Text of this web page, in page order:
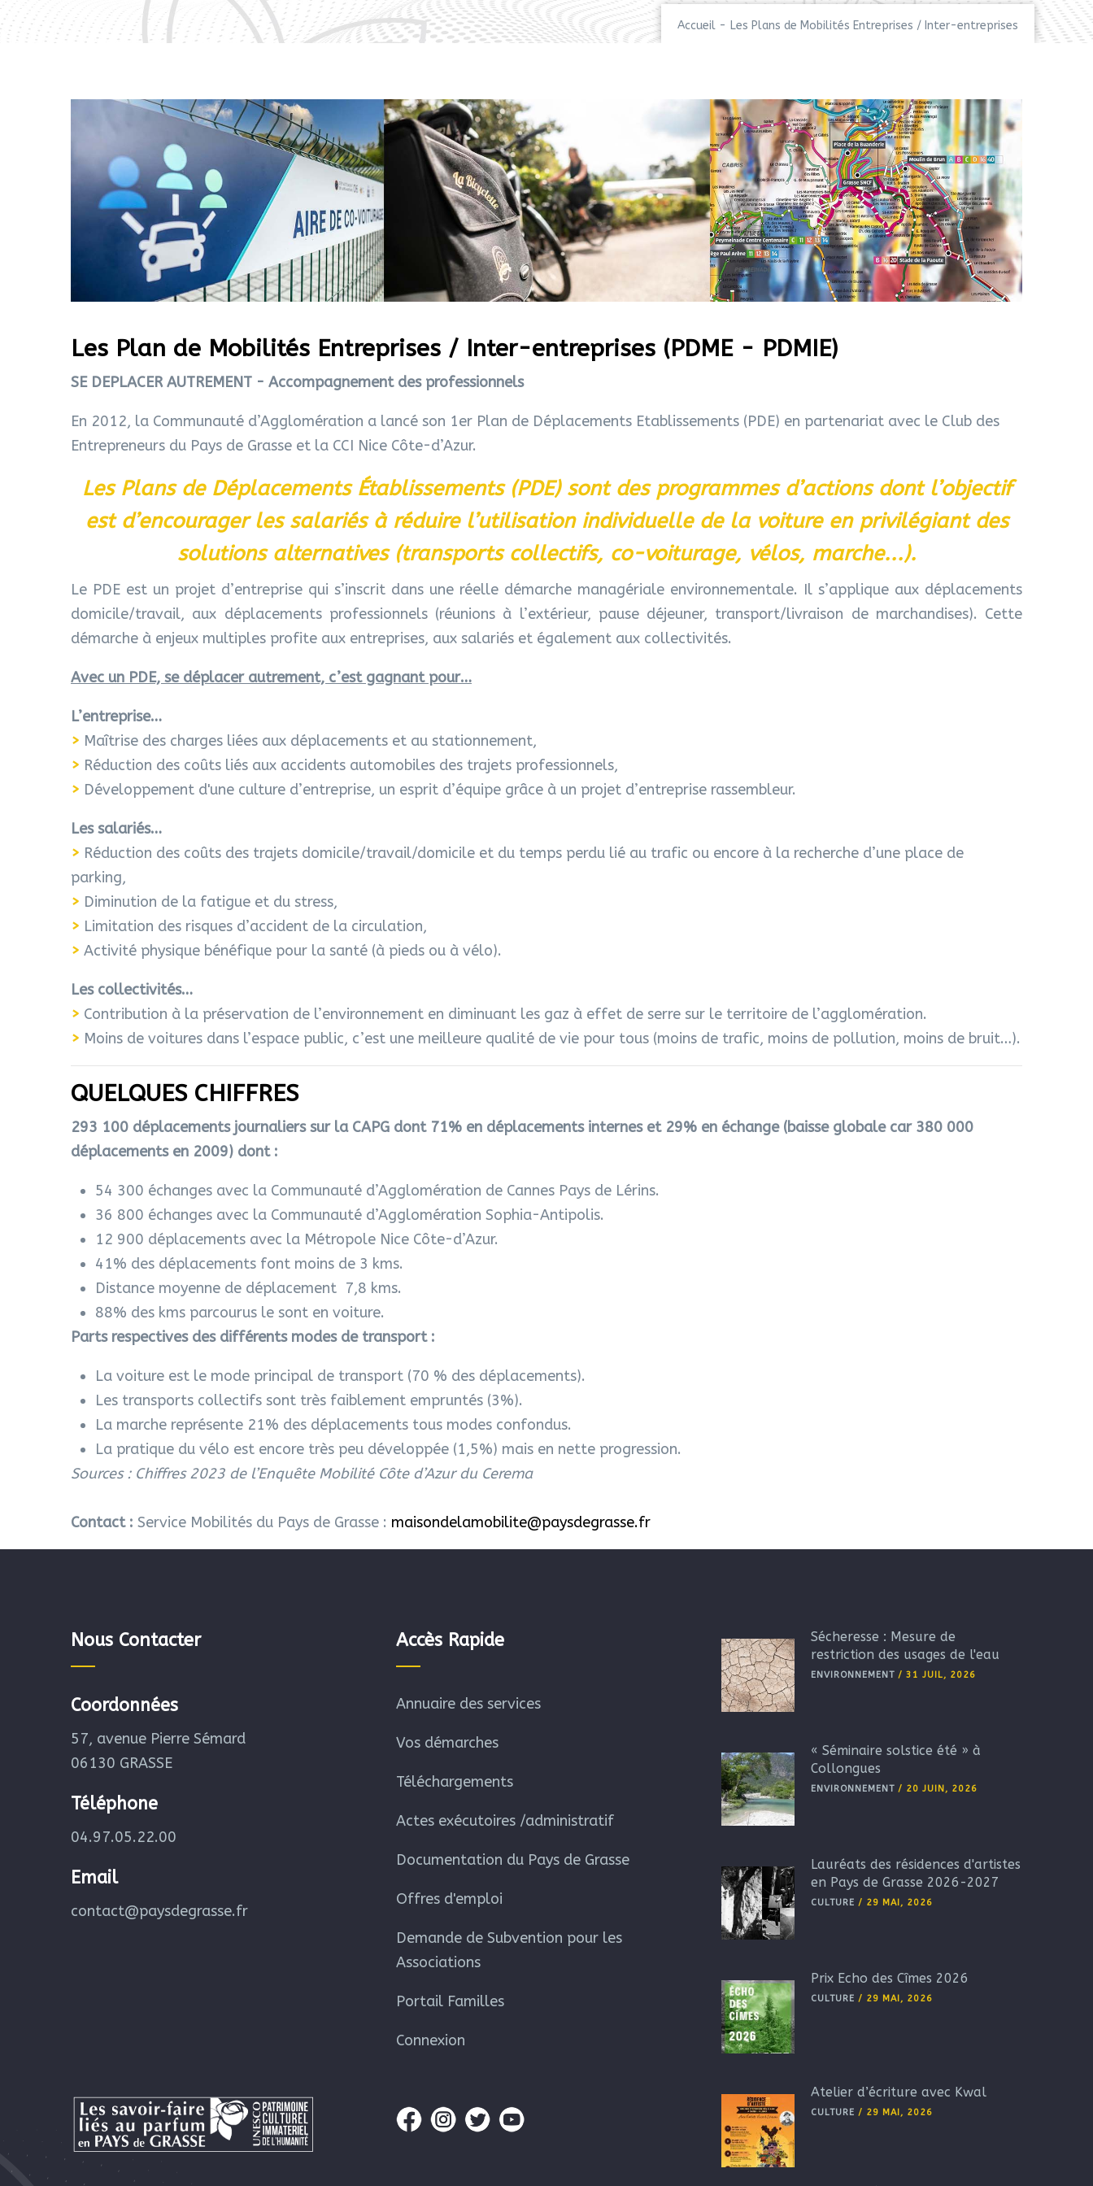
Accueil - Les Plans de Mobilités Entreprises / Inter-entreprises
Les Plan de Mobilités Entreprises / Inter-entreprises (PDME - PDMIE)
SE DEPLACER AUTREMENT - Accompagnement des professionnels
En 2012, la Communauté d’Agglomération a lancé son 1er Plan de Déplacements Etablissements (PDE) en partenariat avec le Club des
Entrepreneurs du Pays de Grasse et la CCI Nice Côte-d’Azur.
Les Plans de Déplacements Établissements (PDE) sont des programmes d’actions dont l’objectif
est d’encourager les salariés à réduire l’utilisation individuelle de la voiture en privilégiant des
solutions alternatives (transports collectifs, co-voiturage, vélos, marche...).
Le PDE est un projet d’entreprise qui s’inscrit dans une réelle démarche managériale environnementale. Il s’applique aux déplacements
domicile/travail, aux déplacements professionnels (réunions à l’extérieur, pause déjeuner, transport/livraison de marchandises). Cette
démarche à enjeux multiples profite aux entreprises, aux salariés et également aux collectivités.
Avec un PDE, se déplacer autrement, c’est gagnant pour…
L’entreprise…
> Maîtrise des charges liées aux déplacements et au stationnement,
> Réduction des coûts liés aux accidents automobiles des trajets professionnels,
> Développement d'une culture d’entreprise, un esprit d’équipe grâce à un projet d’entreprise rassembleur.
Les salariés…
> Réduction des coûts des trajets domicile/travail/domicile et du temps perdu lié au trafic ou encore à la recherche d’une place de
parking,
> Diminution de la fatigue et du stress,
> Limitation des risques d’accident de la circulation,
> Activité physique bénéfique pour la santé (à pieds ou à vélo).
Les collectivités…
> Contribution à la préservation de l’environnement en diminuant les gaz à effet de serre sur le territoire de l’agglomération.
> Moins de voitures dans l’espace public, c’est une meilleure qualité de vie pour tous (moins de trafic, moins de pollution, moins de bruit…).
QUELQUES CHIFFRES
293 100 déplacements journaliers sur la CAPG dont 71% en déplacements internes et 29% en échange (baisse globale car 380 000
déplacements en 2009) dont :
54 300 échanges avec la Communauté d’Agglomération de Cannes Pays de Lérins.
36 800 échanges avec la Communauté d’Agglomération Sophia-Antipolis.
12 900 déplacements avec la Métropole Nice Côte-d’Azur.
41% des déplacements font moins de 3 kms.
Distance moyenne de déplacement 7,8 kms.
88% des kms parcourus le sont en voiture.
Parts respectives des différents modes de transport :
La voiture est le mode principal de transport (70 % des déplacements).
Les transports collectifs sont très faiblement empruntés (3%).
La marche représente 21% des déplacements tous modes confondus.
La pratique du vélo est encore très peu développée (1,5%) mais en nette progression.
Sources : Chiffres 2023 de l’Enquête Mobilité Côte d’Azur du Cerema
Contact : Service Mobilités du Pays de Grasse : maisondelamobilite@paysdegrasse.fr
Nous Contacter
Coordonnées
57, avenue Pierre Sémard
06130 GRASSE
Téléphone
04.97.05.22.00
Email
contact@paysdegrasse.fr
Accès Rapide
Annuaire des services
Vos démarches
Téléchargements
Actes exécutoires /administratif
Documentation du Pays de Grasse
Offres d'emploi
Demande de Subvention pour les
Associations
Portail Familles
Connexion
Sécheresse : Mesure de
restriction des usages de l'eau
ENVIRONNEMENT / 31 JUIL, 2026
« Séminaire solstice été » à
Collongues
ENVIRONNEMENT / 20 JUIN, 2026
Lauréats des résidences d'artistes
en Pays de Grasse 2026-2027
CULTURE / 29 MAI, 2026
Prix Echo des Cîmes 2026
CULTURE / 29 MAI, 2026
Atelier d’écriture avec Kwal
CULTURE / 29 MAI, 2026